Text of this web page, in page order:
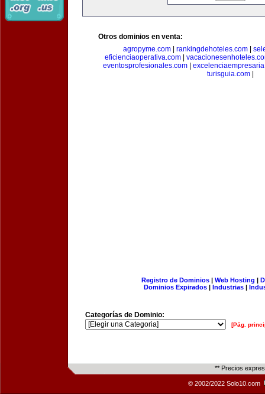
Otros dominios en venta:
agropyme.com| rankingdehoteles.com|
eficienciaoperativa.com
eventosprofesionales.com
turisguia.com|
Registro de Dominios| Web Hosting |
Dominios Expirados | Industrias |
Categorías de Dominio:
[Pág.
** Precios
© 2002/2022 Solo10.com